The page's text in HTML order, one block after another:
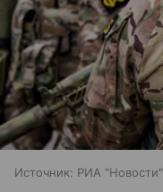
Источник: РИА "Новости"